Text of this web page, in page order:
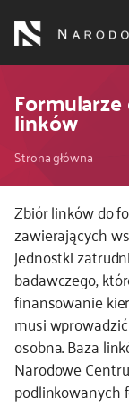
treści
dla wnioskodawców
dla realizujących
dla ekspertów
efekty NCN
współpraca
nagroda NCN
linków
Ścieżka
nawigacyjna
Strona główna
Zbiór linków do
zawierających
jednostki
badawczego,
finansowanie
musi
osobna. Baza
Narodowe
podlinkowanych